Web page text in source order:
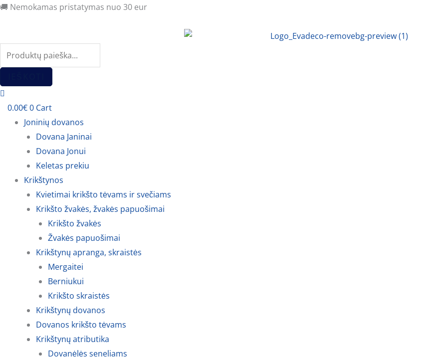
Pereiti
🚚 Nemokamas pristatymas nuo 30 eur
Products
0.00€0 Cart
Joninių dovanos
Dovana Janinai
Dovana Jonui
Keletas prekiu
Krikštynos
Kvietimai krikšto tėvams ir svečiams
Krikšto žvakės, žvakės papuošimai
Krikšto žvakės
Žvakės papuošimai
Krikštynų apranga, skraistės
Mergaitei
Berniukui
Krikšto skraistės
Krikštynų dovanos
Dovanos krikšto tėvams
Krikštynų atributika
Dovanėlės seneliams
Products